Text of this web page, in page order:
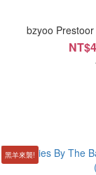
bzyoo
黑羊來襲!